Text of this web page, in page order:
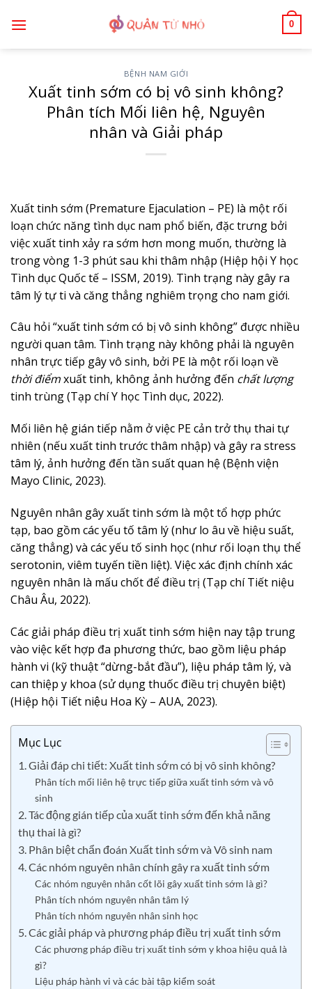
qua
0
BỆNH NAM GIỚI
Xuất tinh sớm có bị vô sinh không?
Phân tích Mối liên hệ, Nguyên
nhân và Giải pháp
Xuất tinh sớm (Premature Ejaculation – PE) là một rối
loạn chức năng tình dục nam phổ biến, đặc trưng bởi
việc xuất tinh xảy ra sớm hơn mong muốn, thường là
trong vòng 1-3 phút sau khi thâm nhập (Hiệp hội Y học
Tình dục Quốc tế – ISSM, 2019). Tình trạng này gây ra
tâm lý tự ti và căng thẳng nghiêm trọng cho nam giới.
Câu hỏi “xuất tinh sớm có bị vô sinh không” được nhiều
người quan tâm. Tình trạng này không phải là nguyên
nhân trực tiếp gây vô sinh, bởi PE là một rối loạn về
thời điểmxuất tinh, không ảnh hưởng đến chất lượng
tinh trùng (Tạp chí Y học Tình dục, 2022).
Mối liên hệ gián tiếp nằm ở việc PE cản trở thụ thai tự
nhiên (nếu xuất tinh trước thâm nhập) và gây ra stress
tâm lý, ảnh hưởng đến tần suất quan hệ (Bệnh viện
Mayo Clinic, 2023).
Nguyên nhân gây xuất tinh sớm là một tổ hợp phức
tạp, bao gồm các yếu tố tâm lý (như lo âu về hiệu suất,
căng thẳng) và các yếu tố sinh học (như rối loạn thụ thể
serotonin, viêm tuyến tiền liệt). Việc xác định chính xác
nguyên nhân là mấu chốt để điều trị (Tạp chí Tiết niệu
Châu Âu, 2022).
Các giải pháp điều trị xuất tinh sớm hiện nay tập trung
vào việc kết hợp đa phương thức, bao gồm liệu pháp
hành vi (kỹ thuật “dừng-bắt đầu”), liệu pháp tâm lý, và
can thiệp y khoa (sử dụng thuốc điều trị chuyên biệt)
(Hiệp hội Tiết niệu Hoa Kỳ – AUA, 2023).
Mục Lục
1. Giải đáp chi tiết: Xuất tinh sớm có bị vô sinh không?
Phân tích mối liên hệ trực tiếp giữa xuất tinh sớm và vô
sinh
2. Tác động gián tiếp của xuất tinh sớm đến khả năng
thụ thai là gì?
3. Phân biệt chẩn đoán Xuất tinh sớm và Vô sinh nam
4. Các nhóm nguyên nhân chính gây ra xuất tinh sớm
Các nhóm nguyên nhân cốt lõi gây xuất tinh sớm là gì?
Phân tích nhóm nguyên nhân tâm lý
Phân tích nhóm nguyên nhân sinh học
5. Các giải pháp và phương pháp điều trị xuất tinh sớm
Các phương pháp điều trị xuất tinh sớm y khoa hiệu quả là
gì?
Liệu pháp hành vi và các bài tập kiểm soát